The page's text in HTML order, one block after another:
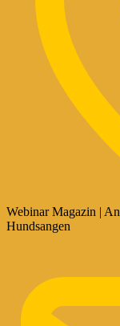
Webinar Magazin |
Hundsangen